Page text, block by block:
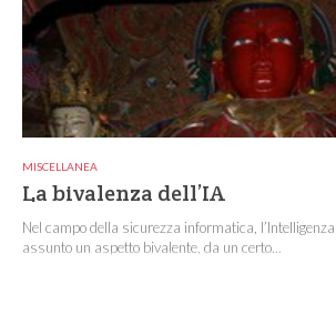
MISCELLANEA
La bivalenza dell’IA
Nel campo della sicurezza informatica,
assunto un aspetto bivalente, da un certo...